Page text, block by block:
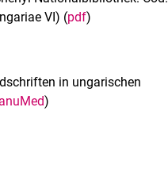
VI) (pdf)
in ungarischen
)